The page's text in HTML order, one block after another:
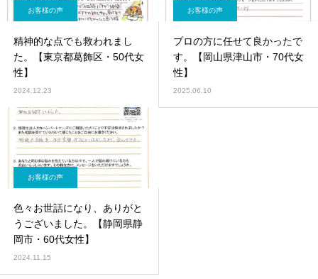
お客様の声
精神的な点でも救われまし
た。【東京都葛飾区・50代女
性】
2024.12.23
お客様の声
プロの方に任せて良かったで
す。【岡山県津山市・70代女
性】
2025.06.10
お客様の声
色々お世話になり、ありがと
うございました。【静岡県静
岡市・60代女性】
2024.11.15